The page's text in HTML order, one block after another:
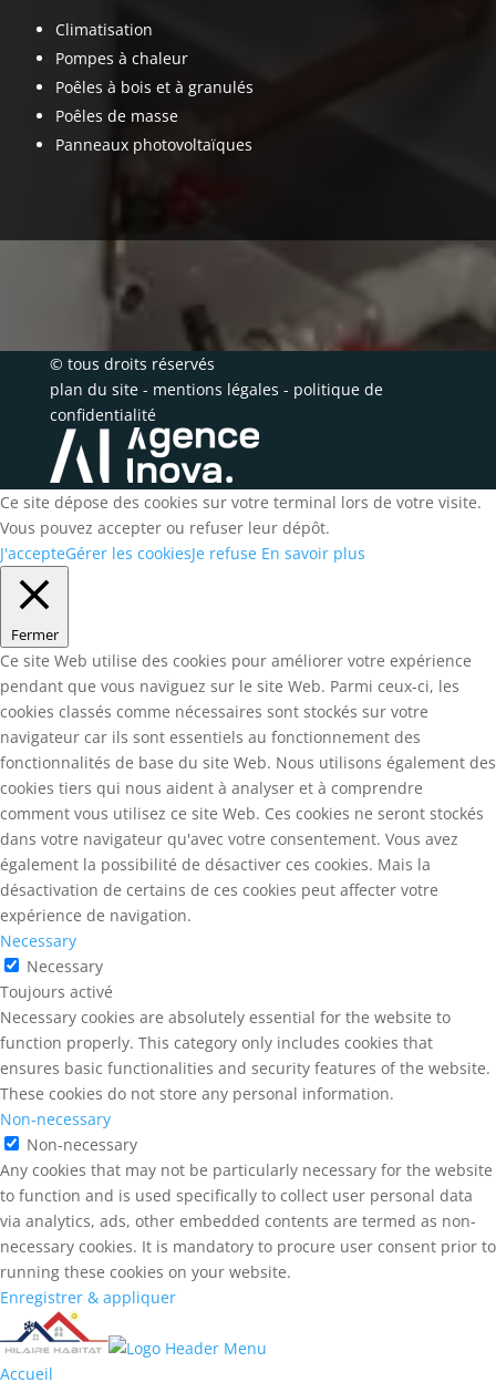
Climatisation
Pompes à chaleur
Poêles à bois et à granulés
Poêles de masse
Panneaux photovoltaïques
© tous droits réservés
plan du site- mentions légales - politique de
confidentialité
Ce site dépose des cookies sur votre terminal lors de votre visite.
Vous pouvez accepter ou refuser leur dépôt.
J'accepteGérer les cookiesJe refuse En savoir plus
Fermer
Ce site Web utilise des cookies pour améliorer votre expérience
pendant que vous naviguez sur le site Web. Parmi ceux-ci, les
cookies classés comme nécessaires sont stockés sur votre
navigateur car ils sont essentiels au fonctionnement des
fonctionnalités de base du site Web. Nous utilisons également des
cookies tiers qui nous aident à analyser et à comprendre
comment vous utilisez ce site Web. Ces cookies ne seront stockés
dans votre navigateur qu'avec votre consentement. Vous avez
également la possibilité de désactiver ces cookies. Mais la
désactivation de certains de ces cookies peut affecter votre
expérience de navigation.
Necessary
Necessary
Toujours activé
Necessary cookies are absolutely essential for the website to
function properly. This category only includes cookies that
ensures basic functionalities and security features of the website.
These cookies do not store any personal information.
Non-necessary
Non-necessary
Any cookies that may not be particularly necessary for the website
to function and is used specifically to collect user personal data
via analytics, ads, other embedded contents are termed as non-
necessary cookies. It is mandatory to procure user consent prior to
running these cookies on your website.
Enregistrer & appliquer
Accueil